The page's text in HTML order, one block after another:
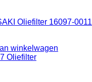
Oliefilter 16097-0011
winkelwagen